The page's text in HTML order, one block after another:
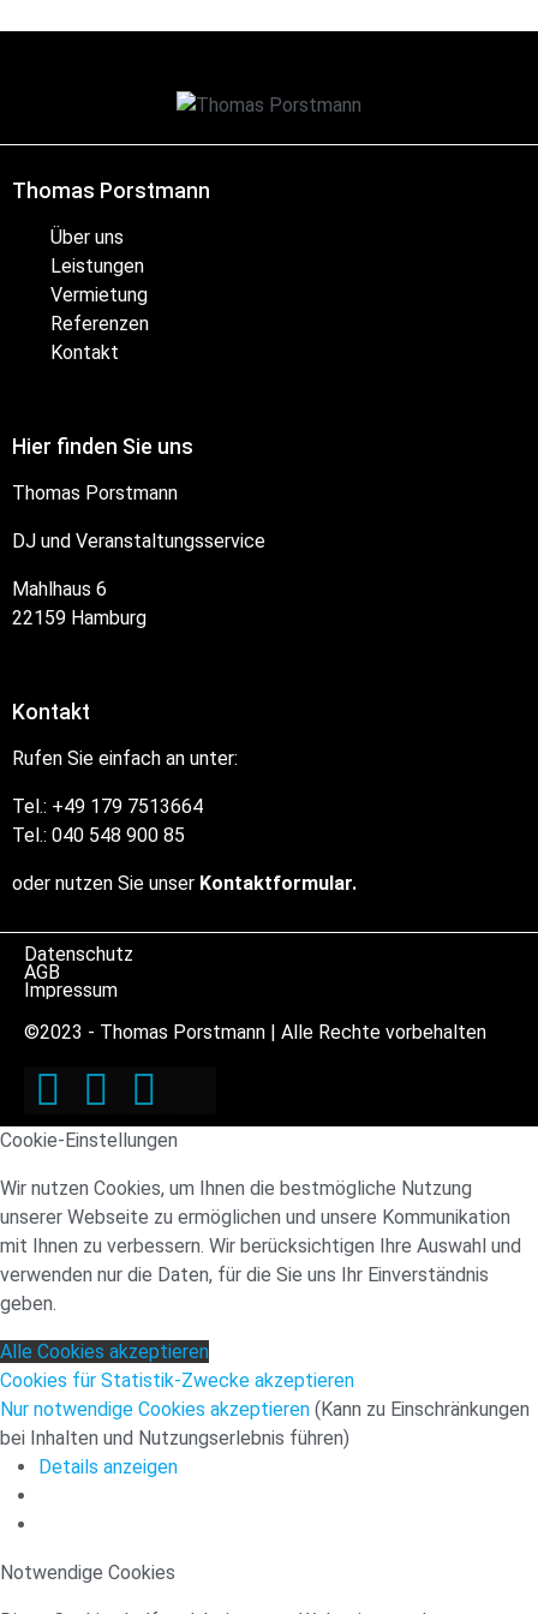
Thomas Porstmann
Über uns
Leistungen
Vermietung
Referenzen
Kontakt
Hier finden Sie uns
Thomas Porstmann
DJ und Veranstaltungsservice
Mahlhaus 6
22159 Hamburg
Kontakt
Rufen Sie einfach an unter:
Tel.: +49 179 7513664
Tel.: 040 548 900 85
oder nutzen Sie unser Kontaktformular.
Datenschutz
AGB
Impressum
©2023 - Thomas Porstmann | Alle Rechte vorbehalten
Cookie-Einstellungen
Wir nutzen Cookies, um Ihnen die bestmögliche Nutzung
unserer Webseite zu ermöglichen und unsere Kommunikation
mit Ihnen zu verbessern. Wir berücksichtigen Ihre Auswahl und
verwenden nur die Daten, für die Sie uns Ihr Einverständnis
geben.
Alle Cookies akzeptieren
Cookies für Statistik-Zwecke akzeptieren
Nur notwendige Cookies akzeptieren (Kann zu Einschränkungen
bei Inhalten und Nutzungserlebnis führen)
Details anzeigen
Notwendige Cookies